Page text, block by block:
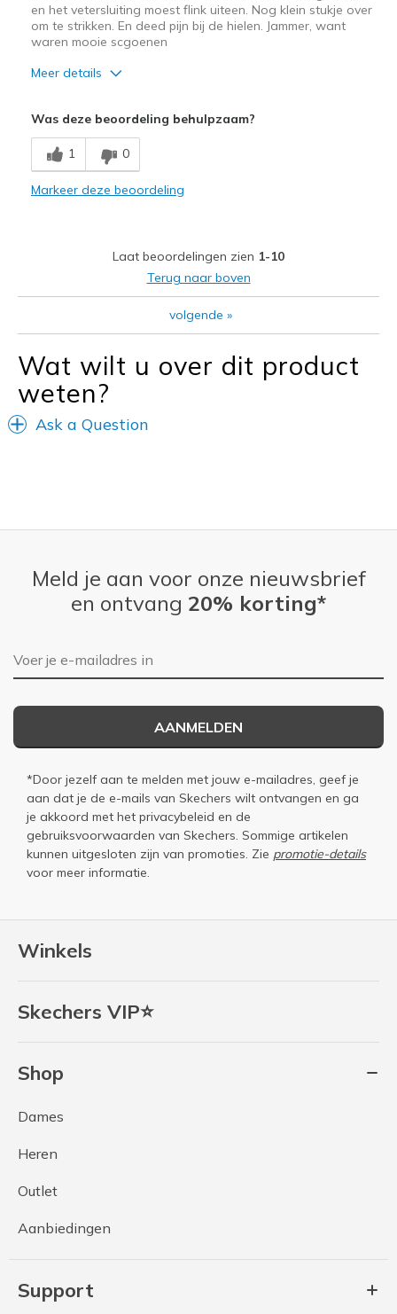
en het vetersluiting moest flink uiteen. Nog klein stukje over
om te strikken. En deed pijn bij de hielen. Jammer, want
waren mooie scgoenen
Meer details
Stijlvol
Informele kleding
Breedte
Lijkt goed van breedte
Maat
Lijkt goed van maat
View On Shoes
Schoenen zijn om te dragen
Was deze beoordeling behulpzaam?
1 0
Markeer deze beoordeling
Laat beoordelingen zien 1-10
Terug naar boven
volgende »
Wat wilt u over dit product
weten?
Ask a Question
Winkels
Skechers VIP⭐
Shop
Dames
Heren
Outlet
Aanbiedingen
Support
Meld je aan voor onze nieuwsbrief
en ontvang 20% korting*
E-mailadres
AANMELDEN
*Door jezelf aan te melden met jouw e-mailadres, geef je
aan dat je de e-mails van Skechers wilt ontvangen en ga
je akkoord met het privacybeleid en de
gebruiksvoorwaarden van Skechers. Sommige artikelen
kunnen uitgesloten zijn van promoties. Zie promotie-details
voor meer informatie.